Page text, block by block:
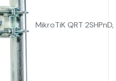
MikroTiK QRT